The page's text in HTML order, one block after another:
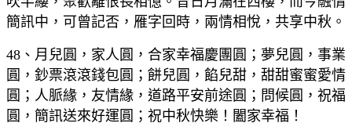
簡訊中，可曾記否，雁字回時，兩情相悅，共享中秋。
48、月兒圓，家人圓，合家幸福慶團圓；夢兒圓，事業
圓，鈔票滾滾錢包圓；餅兒圓，餡兒甜，甜甜蜜蜜愛情
圓；人脈緣，友情緣，道路平安前途圓；問候圓，祝福
圓，簡訊送來好運圓；祝中秋快樂！闔家幸福！